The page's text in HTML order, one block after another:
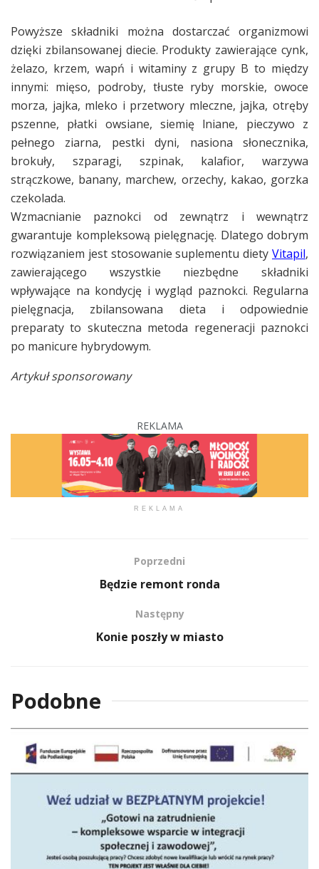
Powyższe składniki można dostarczać organizmowi
dzięki zbilansowanej diecie. Produkty zawierające cynk,
żelazo, krzem, wapń i witaminy z grupy B to między
innymi: mięso, podroby, tłuste ryby morskie, owoce
morza, jajka, mleko i przetwory mleczne, jajka, otręby
pszenne, płatki owsiane, siemię lniane, pieczywo z
pełnego ziarna, pestki dyni, nasiona słonecznika,
brokuły, szparagi, szpinak, kalafior, warzywa
strączkowe, banany, marchew, orzechy, kakao, gorzka
czekolada.
Wzmacnianie paznokci od zewnątrz i wewnątrz
gwarantuje kompleksową pielęgnację. Dlatego dobrym
rozwiązaniem jest stosowanie suplementu diety Vitapil,
zawierającego wszystkie niezbędne składniki
wpływające na kondycję i wygląd paznokci. Regularna
pielęgnacja, zbilansowana dieta i odpowiednie
preparaty to skuteczna metoda regeneracji paznokci
po manicure hybrydowym.
Artykuł sponsorowany
REKLAMA
REKLAMA
Poprzedni
Będzie remont ronda
Następny
Konie poszły w miasto
Podobne